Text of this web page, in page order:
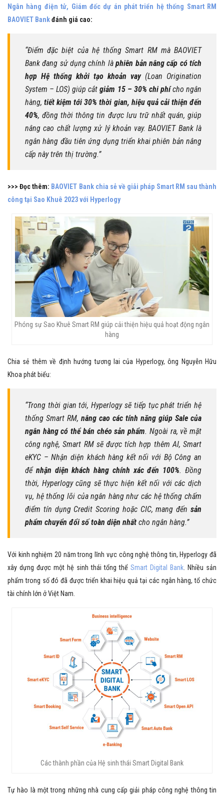
Ngân hàng điện tử, Giám đốc dự án phát triển hệ thống Smart RM
BAOVIET Bankđánh giá cao:
“Điểm đặc biệt của hệ thống Smart RM mà BAOVIET
Bank đang sử dụng chính làphiên bản nâng cấp có tích
hợp Hệ thống khởi tạo khoản vay(Loan Origination
System – LOS) giúp cắtgiảm 15 – 30% chi phícho ngân
hàng,tiết kiệm tới 30% thời gian, hiệu quả cải thiện đến
40%, đồng thời thông tin được lưu trữ nhất quán, giúp
nâng cao chất lượng xử lý khoản vay. BAOVIET Bank là
ngân hàng đầu tiên ứng dụng triển khai phiên bản nâng
cấp này trên thị trường.”
>>> Đọc thêm: BAOVIET Bank chia sẻ về giải pháp Smart RM sau thành
công tại Sao Khuê 2023 với Hyperlogy
Phóng sự Sao Khuê Smart RM giúp cải thiện hiệu quả hoạt động ngân
hàng
Chia sẻ thêm về định hướng tương lai của Hyperlogy, ông Nguyễn Hữu
Khoa phát biểu:
“Trong thời gian tới, Hyperlogy sẽ tiếp tục phát triển hệ
thống Smart RM, nâng cao các tính năng giúp Sale của
ngân hàng có thể bán chéo sản phẩm. Ngoài ra, về mặt
công nghệ, Smart RM sẽ được tích hợp thêm AI, Smart
eKYC – Nhận diện khách hàng kết nối với Bộ Công an
để nhận diện khách hàng chính xác đến 100%. Đồng
thời, Hyperlogy cũng sẽ thực hiện kết nối với các dịch
vụ, hệ thống lõi của ngân hàng như các hệ thống chấm
điểm tín dụng Credit Scoring hoặc CIC, mang đến sản
phẩm chuyển đổi số toàn diện nhất cho ngân hàng.”
Với kinh nghiệm 20 năm trong lĩnh vực công nghệ thông tin, Hyperlogy đã
xây dựng được một hệ sinh thái tổng thể Smart Digital Bank . Nhiều sản
phẩm trong số đó đã được triển khai hiệu quả tại các ngân hàng, tổ chức
tài chính lớn ở Việt Nam.
Các thành phần của Hệ sinh thái Smart Digital Bank
Tự hào là một trong những nhà cung cấp giải pháp công nghệ thông tin